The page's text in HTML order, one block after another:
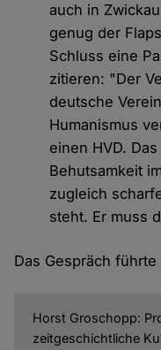
auch in
genug der
Schluss eine
zitieren: "Der
deutsche
Humanismus
einen HVD.
Behutsamkeit
zugleich
steht. Er muss
Das Gespräch führte
Horst Groschopp:
zeitgeschichtliche